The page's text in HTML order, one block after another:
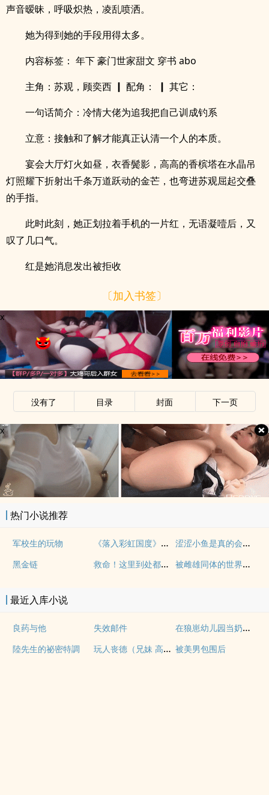
声音暧昧，呼吸炽热，凌乱喷洒。
她为得到她的手段用得太多。
内容标签： 年下 豪门世家甜文 穿书 abo
主角：苏观，顾奕西 ┃ 配角： ┃ 其它：
一句话简介：冷情大佬为追我把自己训成钓系
立意：接触和了解才能真正认清一个人的本质。
宴会大厅灯火如昼，衣香鬓影，高高的香槟塔在水晶吊
灯照耀下折射出千条万道跃动的金芒，也弯进苏观屈起交叠
的手指。
此时此刻，她正划拉着手机的一片红，无语凝噎后，又
叹了几口气。
红是她消息发出被拒收
〔加入书签〕
x
没有了 目录 封面 下一页
x
热门小说推荐
军校生的玩物 《落入彩虹国度》穿越+西幻+言情 涩涩小鱼是真的会被干透
黑金链 救命！这里到处都是阴暗批（西幻NPH） 被雌雄同体的世界爆炒了（玄幻nph）
最近入库小说
良药与他 失效邮件 在狼崽幼儿园当奶爸的日常
陸先生的祕密特調 玩人丧德（兄妹 高H） 被美男包围后